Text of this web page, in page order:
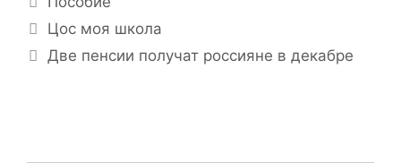
у
р
Н
а
Цос моя школа
Две пенсии получат россияне в декабре